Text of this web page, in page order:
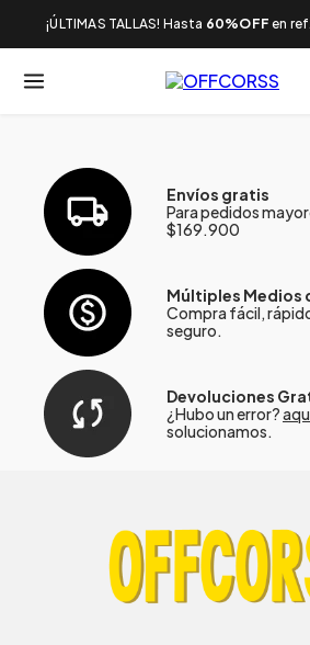
¡ÚLTIMAS TALLAS! Hasta 60%OFF en
Envíos gratis
Para pedidos
$169.900
Múltiples Medios
Compra fácil,
seguro.
Devoluciones
¿Hubo un error?
solucionamos.